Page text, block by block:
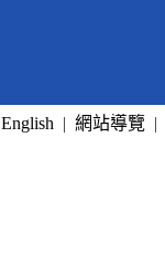
English | 網站導覽 |